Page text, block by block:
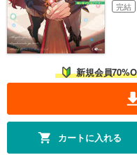
完結
新規会員
カートに入れる